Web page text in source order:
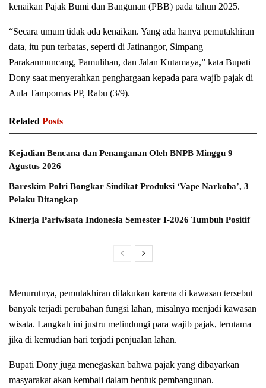
kenaikan Pajak Bumi dan Bangunan (PBB) pada tahun 2025.
“Secara umum tidak ada kenaikan. Yang ada hanya pemutakhiran
data, itu pun terbatas, seperti di Jatinangor, Simpang
Parakanmuncang, Pamulihan, dan Jalan Kutamaya,” kata Bupati
Dony saat menyerahkan penghargaan kepada para wajib pajak di
Aula Tampomas PP, Rabu (3/9).
Related Posts
Kejadian Bencana dan Penanganan Oleh BNPB Minggu 9
Agustus 2026
Bareskim Polri Bongkar Sindikat Produksi ‘Vape Narkoba’, 3
Pelaku Ditangkap
Kinerja Pariwisata Indonesia Semester I-2026 Tumbuh Positif
Menurutnya, pemutakhiran dilakukan karena di kawasan tersebut
banyak terjadi perubahan fungsi lahan, misalnya menjadi kawasan
wisata. Langkah ini justru melindungi para wajib pajak, terutama
jika di kemudian hari terjadi penjualan lahan.
Bupati Dony juga menegaskan bahwa pajak yang dibayarkan
masyarakat akan kembali dalam bentuk pembangunan.